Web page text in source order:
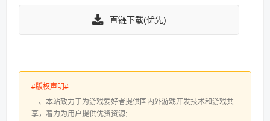
直链下载(优先)
#版权声明#
一、本站致力于为游戏爱好者提供国内外游戏开发技术和游戏共
享，着力为用户提供优资资源;